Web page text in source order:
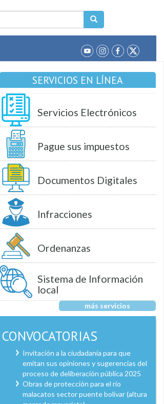
SERVICIOS EN LÍNEA
Servicios Electrónicos
Pague sus impuestos
Documentos Digitales
Infracciones
Ordenanzas
Sistema de Información
local
más servicios
CONVOCATORIAS
Invitación a la ciudadanía para que
emitan sus opiniones y sugerencias del
proceso de deliberación pública 2025
Obras de protección para el río
malacatos sector puente bolívar (altura